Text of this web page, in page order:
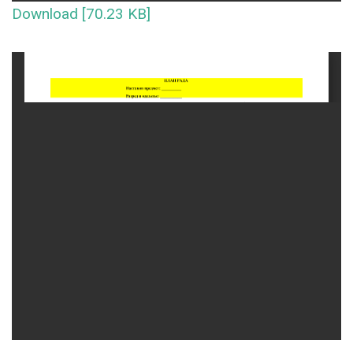
Download [70.23 KB]